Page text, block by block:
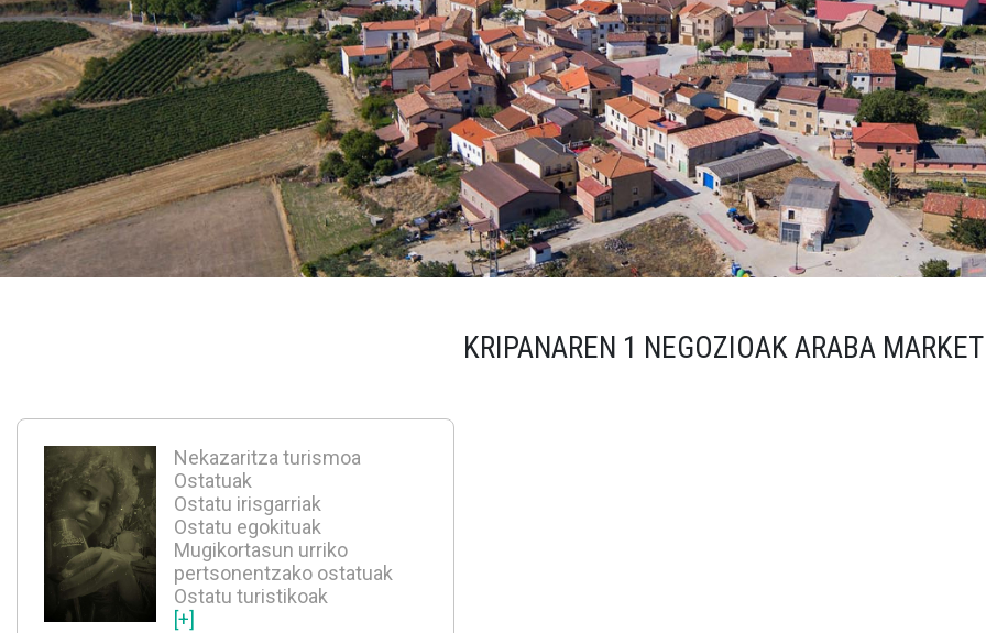
KRIPANAREN 1 NEGOZIOAK ARABA
Nekazaritza turismoa
Ostatuak
Ostatu irisgarriak
Ostatu egokituak
Mugikortasun urriko
pertsonentzako ostatuak
Ostatu turistikoak
[+]